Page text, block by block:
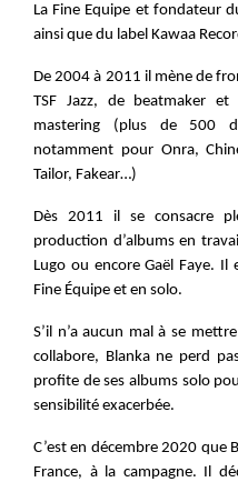
La Fine Equipe et fondateur
ainsi que du label Kawaa
De 2004 à 2011 il mène de
TSF Jazz, de beatmaker
mastering (plus de 500
notamment pour Onra,
Tailor, Fakear…)
Dès 2011 il se consacre
production d’albums en
Lugo ou encore Gaël Faye. Il
Fine Équipe et en solo.
S’il n’a aucun mal à se
collabore, Blanka ne perd
profite de ses albums solo
sensibilité exacerbée.
C’est en décembre 2020 que
France, à la campagne. Il